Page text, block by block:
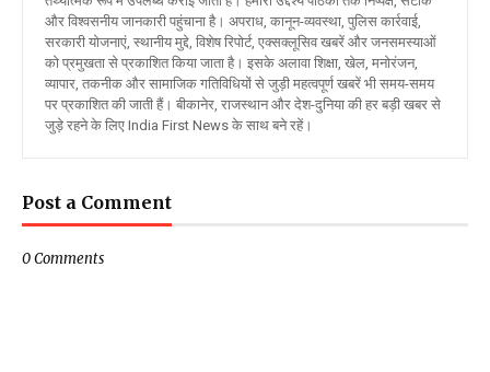
और विश्वसनीय जानकारी पहुंचाना है। अपराध, कानून-व्यवस्था, पुलिस कार्रवाई,
सरकारी योजनाएं, स्थानीय मुद्दे, विशेष रिपोर्ट, एक्सक्लूसिव खबरें और जनसमस्याओं
को प्रमुखता से प्रकाशित किया जाता है। इसके अलावा शिक्षा, खेल, मनोरंजन,
व्यापार, तकनीक और सामाजिक गतिविधियों से जुड़ी महत्वपूर्ण खबरें भी समय-समय
पर प्रकाशित की जाती हैं। बीकानेर, राजस्थान और देश-दुनिया की हर बड़ी खबर से
जुड़े रहने के लिए India First News के साथ बने रहें।
Post a Comment
0 Comments